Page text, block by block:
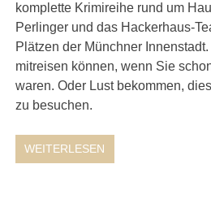
komplette Krimireihe rund um
Perlinger und das Hackerhaus-
Plätzen der Münchner
mitreisen können, wenn Sie
waren. Oder Lust bekommen,
zu besuchen.
WEITERLESEN